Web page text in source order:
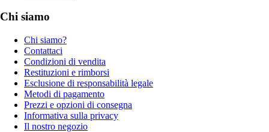
Chi siamo
Chi siamo?
Contattaci
Condizioni di vendita
Restituzioni e rimborsi
Esclusione di responsabilità legale
Metodi di pagamento
Prezzi e opzioni di consegna
Informativa sulla privacy
Il nostro negozio